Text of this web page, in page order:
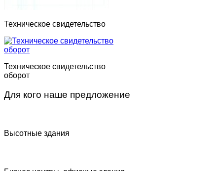
Техническое свидетельство
Техническое свидетельство
оборот
Для кого наше предложение
Высотные здания